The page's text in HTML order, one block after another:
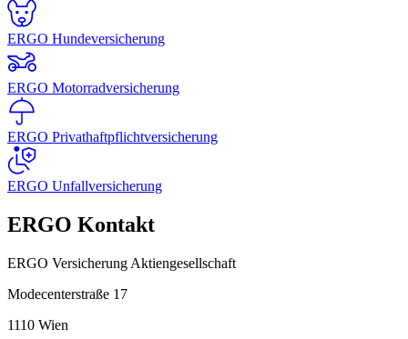
ERGO Hundeversicherung
ERGO Motorradversicherung
ERGO Privathaftpflichtversicherung
ERGO Unfallversicherung
ERGO Kontakt
ERGO Versicherung Aktiengesellschaft
Modecenterstraße 17
1110 Wien